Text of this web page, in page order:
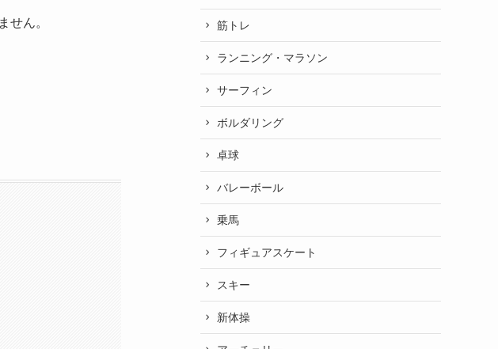
せん。 筋トレ
ランニング・マラソン
サーフィン
ボルダリング
卓球
バレーボール
乗馬
フィギュアスケート
スキー
新体操